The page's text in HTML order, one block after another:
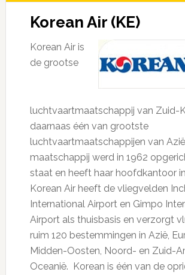
Korean Air (KE)
Korean Air is
de grootse
luchtvaartmaatschappij van Zuid-
daarnaas één van grootste
luchtvaartmaatschappijen van
maatschappij werd in 1962
staat en heeft haar hoofdkantoor
Korean Air heeft de vliegvelden
International Airport en Gimpo
Airport als thuisbasis en verzorgt
ruim 120 bestemmingen in Azië,
Midden-Oosten, Noord- en Zuid-
Oceanië. Korean is één van de